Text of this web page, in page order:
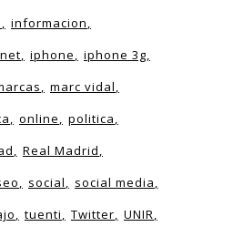
informacion
iphone
iphone 3g
marc vidal
online
politica
Real Madrid
social
social media
tuenti Twitter
UNIR